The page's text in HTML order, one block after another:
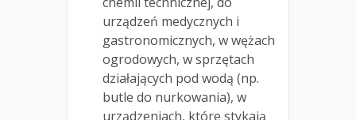
urządzeń medycznych i
gastronomicznych, w wężach
ogrodowych, w sprzętach
działających pod wodą (np.
butle do nurkowania), w
urządzeniach, które stykają